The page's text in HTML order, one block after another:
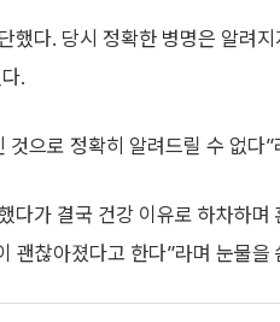
했다. 당시 정확한 병명은 알려
.
으로 정확히 알려드릴 수 없다
다가 결국 건강 이유로 하차하며
괜찮아졌다고 한다”라며 눈물을